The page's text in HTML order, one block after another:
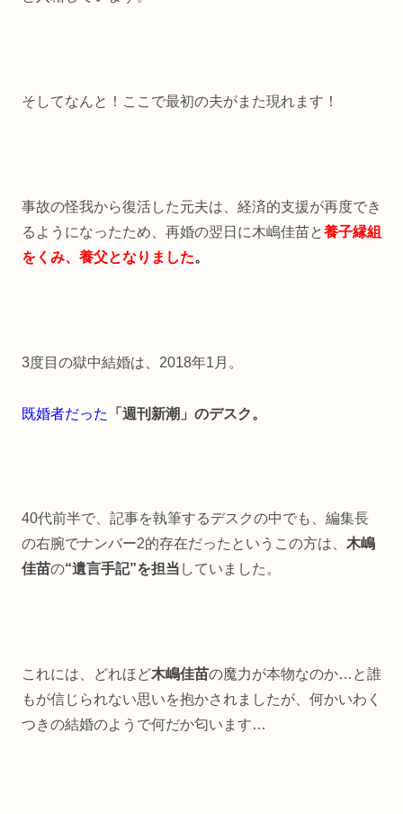
そしてなんと！ここで最初の夫がまた現れます！
事故の怪我から復活した元夫は、経済的支援が再度でき
るようになったため、再婚の翌日に木嶋佳苗と養子縁組
をくみ、養父となりました。
3度目の獄中結婚は、2018年1月。
既婚者だった 「週刊新潮」のデスク。
40代前半で、記事を執筆するデスクの中でも、編集長
の右腕でナンバー2的存在だったというこの方は、 木嶋
佳苗の“遺言手記”を担当 していました。
これには、どれほど木嶋佳苗の魔力が本物なのか…と誰
もが信じられない思いを抱かされましたが、何かいわく
つきの結婚のようで何だか匂います…